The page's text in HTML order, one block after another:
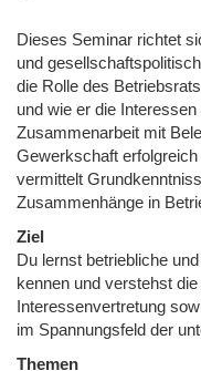
Dieses Seminar richtet
und
die Rolle des
und wie er die
Zusammenarbeit mit
Gewerkschaft
vermittelt
Zusammenhänge in
Ziel
Du lernst betriebliche
kennen und verstehst
Interessenvertretung
im Spannungsfeld der
Themen